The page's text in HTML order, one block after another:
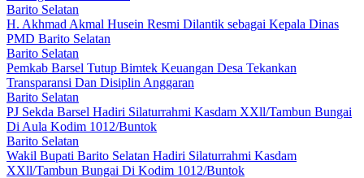
Barito Selatan
H. Akhmad Akmal Husein Resmi Dilantik sebagai Kepala Dinas
PMD Barito Selatan
Barito Selatan
Pemkab Barsel Tutup Bimtek Keuangan Desa Tekankan
Transparansi Dan Disiplin Anggaran
Barito Selatan
PJ Sekda Barsel Hadiri Silaturrahmi Kasdam XXll/Tambun Bungai
Di Aula Kodim 1012/Buntok
Barito Selatan
Wakil Bupati Barito Selatan Hadiri Silaturrahmi Kasdam
XXll/Tambun Bungai Di Kodim 1012/Buntok